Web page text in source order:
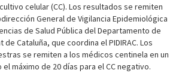
celular (CC). Los resultados se remiten
General de Vigilancia Epidemiológica
de Salud Pública del Departamento de
Cataluña, que coordina el PIDIRAC. Los
se remiten a los médicos centinela en un
máximo de 20 días para el CC negativo.